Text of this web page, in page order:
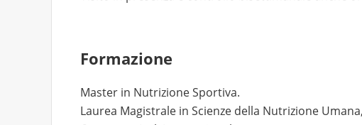
Formazione
Master in Nutrizione Sportiva.
Laurea Magistrale in Scienze della Nutrizione